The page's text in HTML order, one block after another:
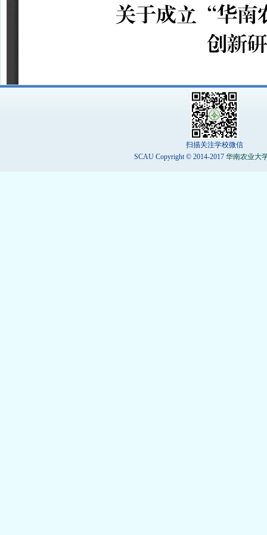
扫描关注学校微信
SCAU Copyright © 2014-2017 华南农业大